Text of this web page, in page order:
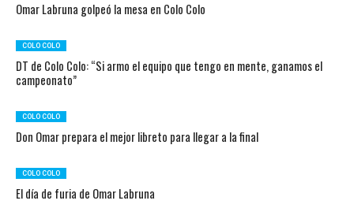
Omar Labruna golpeó la mesa en Colo Colo
COLO COLO
DT de Colo Colo: “Si armo el equipo que tengo en mente, ganamos el
campeonato”
COLO COLO
Don Omar prepara el mejor libreto para llegar a la final
COLO COLO
El día de furia de Omar Labruna